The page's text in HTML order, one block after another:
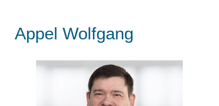
Appel Wolfgang